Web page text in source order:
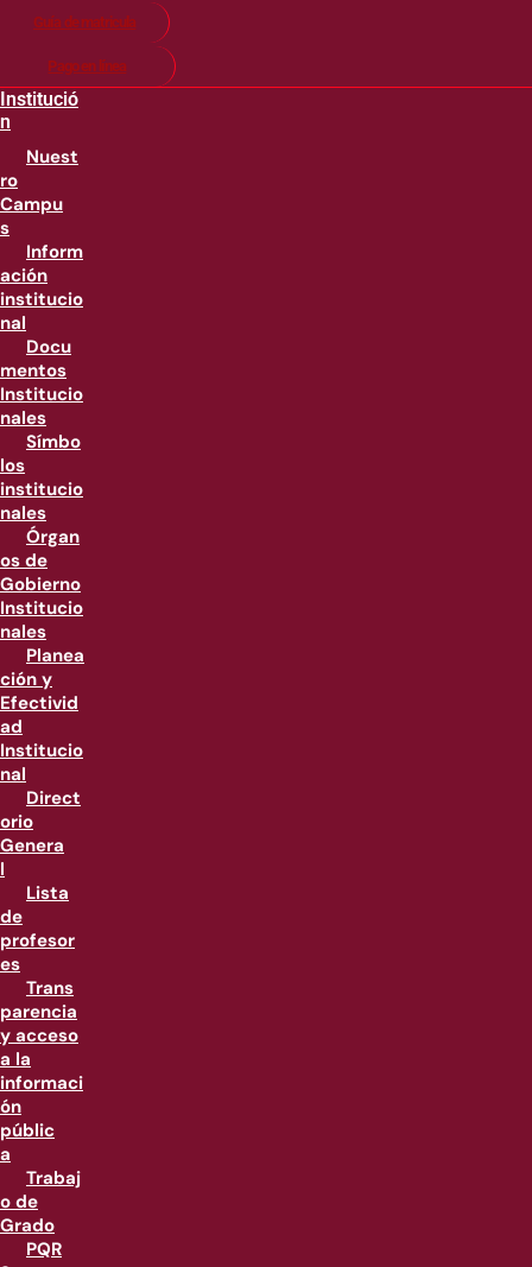
Guía de matricula
Pago en línea
Institució
n
Nuest
ro
Campu
s
Inform
ación
institucio
nal
Docu
mentos
Institucio
nales
Símbo
los
institucio
nales
Órgan
os de
Gobierno
Institucio
nales
Planea
ción y
Efectivid
ad
Institucio
nal
Direct
orio
Genera
l
Lista
de
profesor
es
Trans
parencia
y acceso
a la
informaci
ón
públic
a
Trabaj
o de
Grado
PQR